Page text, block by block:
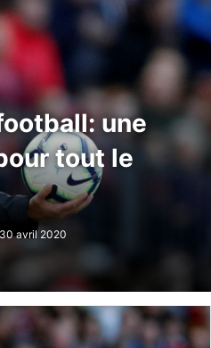
une
tout le
avril 2020